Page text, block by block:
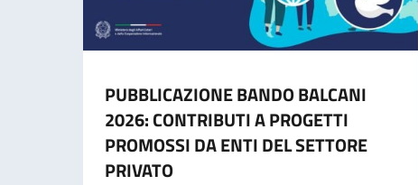
PUBBLICAZIONE BANDO BALCANI
2026: CONTRIBUTI A PROGETTI
PROMOSSI DA ENTI DEL SETTORE
PRIVATO